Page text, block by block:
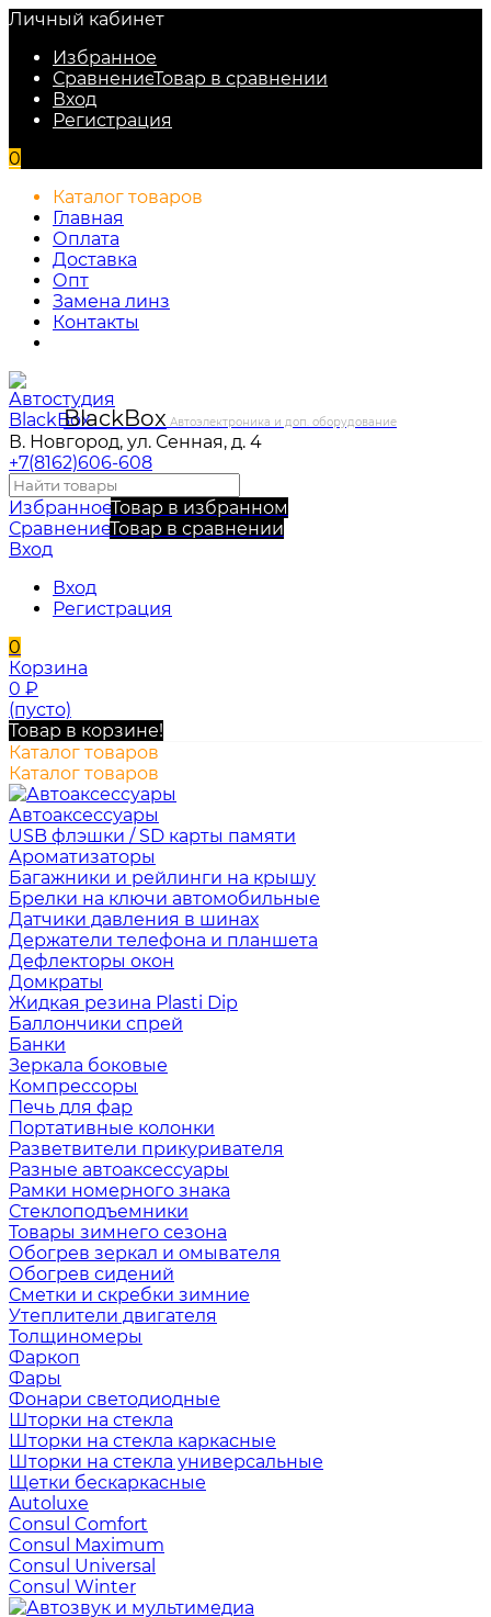
Личный кабинет
Избранное
СравнениеТовар в сравнении
Вход
Регистрация
0
Каталог товаров
Главная
Оплата
Доставка
Опт
Замена линз
Контакты
BlackBox Автоэлектроника и доп. оборудование
В. Новгород, ул. Сенная, д. 4
+7(8162)606-608
ИзбранноеТовар в избранном
СравнениеТовар в сравнении
Вход
Вход
Регистрация
0
Корзина
0 ₽
(пусто)
Товар в корзине!
Каталог товаров
Каталог товаров
Автоаксессуары
USB флэшки / SD карты памяти
Ароматизаторы
Багажники и рейлинги на крышу
Брелки на ключи автомобильные
Датчики давления в шинах
Держатели телефона и планшета
Дефлекторы окон
Домкраты
Жидкая резина Plasti Dip
Баллончики спрей
Банки
Зеркала боковые
Компрессоры
Печь для фар
Портативные колонки
Разветвители прикуривателя
Разные автоаксессуары
Рамки номерного знака
Стеклоподъемники
Товары зимнего сезона
Обогрев зеркал и омывателя
Обогрев сидений
Сметки и скребки зимние
Утеплители двигателя
Толщиномеры
Фаркоп
Фары
Фонари светодиодные
Шторки на стекла
Шторки на стекла каркасные
Шторки на стекла универсальные
Щетки бескаркасные
Autoluxe
Consul Comfort
Consul Maximum
Consul Universal
Consul Winter